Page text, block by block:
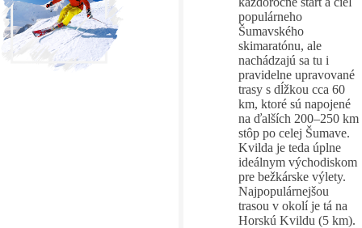
populárneho
Šumavského
skimaratónu, ale
nachádzajú sa tu i
pravidelne upravované
trasy s dĺžkou cca 60
km, ktoré sú napojené
na ďalších 200–250 km
stôp po celej Šumave.
Kvilda je teda úplne
ideálnym východiskom
pre bežkárske výlety.
Najpopulárnejšou
trasou v okolí je tá na
Horskú Kvildu (5 km).